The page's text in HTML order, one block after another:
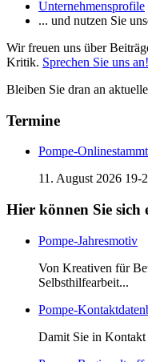
Unternehmensprofile
... und nutzen Sie
Wir freuen uns über
Kritik. Sprechen Sie uns an!
Bleiben Sie dran an
Termine
Pompe-
11. August 2026 19-
Hier können Sie sich
Pompe-Jahresmotiv
Von Kreativen für
Selbsthilfearbeit...
Pompe-
Damit Sie in Kontakt